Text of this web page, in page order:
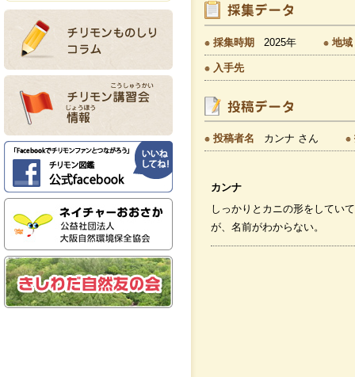
採集時期 2025年 地域
入手先
投稿者名 カンナ さん
カンナ
しっかりとカニの形をしてい
が、名前がわからない。